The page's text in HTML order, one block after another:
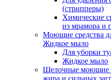
(стрипперы)
Химические
из мрамора и
Моющие средства
Жидкое мыло
Для уборки
Жидкое мыло
Щелочные моющие